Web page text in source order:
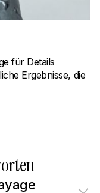
für Details
Ergebnisse, die